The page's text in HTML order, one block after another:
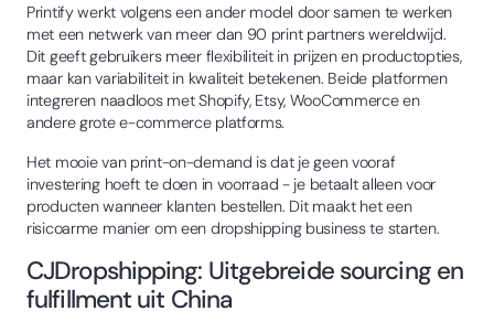
Printify werkt volgens een ander model door samen te werken
met een netwerk van meer dan 90 print partners wereldwijd.
Dit geeft gebruikers meer flexibiliteit in prijzen en productopties,
maar kan variabiliteit in kwaliteit betekenen. Beide platformen
integreren naadloos met Shopify, Etsy, WooCommerce en
andere grote e-commerce platforms.
Het mooie van print-on-demand is dat je geen vooraf
investering hoeft te doen in voorraad - je betaalt alleen voor
producten wanneer klanten bestellen. Dit maakt het een
risicoarme manier om een dropshipping business te starten.
CJDropshipping: Uitgebreide sourcing en
fulfillment uit China